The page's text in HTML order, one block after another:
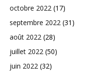
octobre 2022 (17)
septembre 2022 (31)
août 2022 (28)
juillet 2022 (50)
juin 2022 (32)